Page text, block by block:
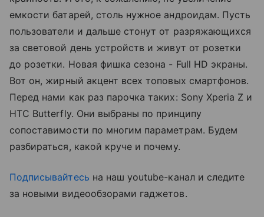
емкости батарей, столь нужное андроидам. Пусть
пользователи и дальше стонут от разряжающихся
за световой день устройств и живут от розетки
до розетки. Новая фишка сезона - Full HD экраны.
Вот он, жирный акцент всех топовых смартфонов.
Перед нами как раз парочка таких: Sony Xperia Z и
HTC Butterfly. Они выбраны по принципу
сопоставимости по многим параметрам. Будем
разбираться, какой круче и почему.
Подписывайтесь на наш youtube-канал и следите
за новыми видеообзорами гаджетов.